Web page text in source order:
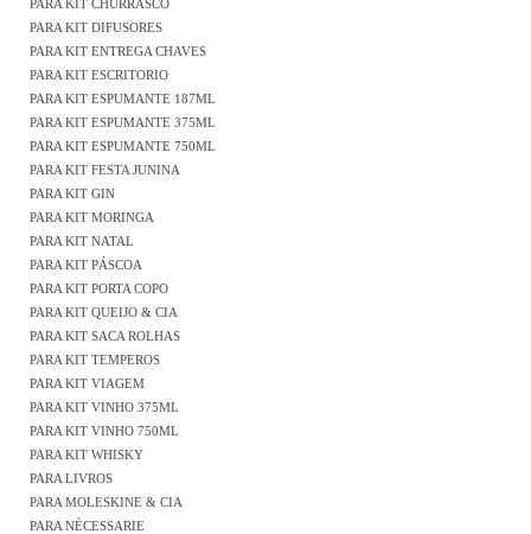
PARA KIT CHURRASCO
PARA KIT DIFUSORES
PARA KIT ENTREGA CHAVES
PARA KIT ESCRITORIO
PARA KIT ESPUMANTE 187ML
PARA KIT ESPUMANTE 375ML
PARA KIT ESPUMANTE 750ML
PARA KIT FESTA JUNINA
PARA KIT GIN
PARA KIT MORINGA
PARA KIT NATAL
PARA KIT PÁSCOA
PARA KIT PORTA COPO
PARA KIT QUEIJO & CIA
PARA KIT SACA ROLHAS
PARA KIT TEMPEROS
PARA KIT VIAGEM
PARA KIT VINHO 375ML
PARA KIT VINHO 750ML
PARA KIT WHISKY
PARA LIVROS
PARA MOLESKINE & CIA
PARA NÉCESSARIE